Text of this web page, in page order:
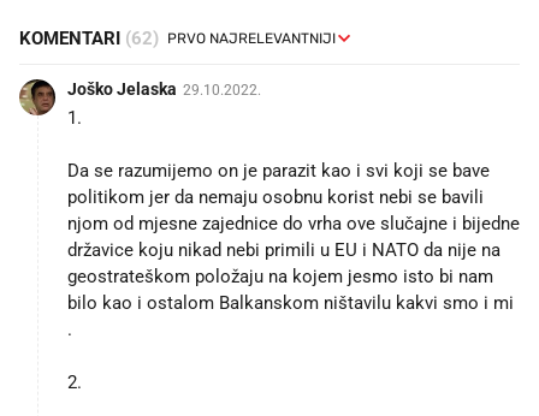
KOMENTARI (62)
Joško Jelaska 29.10.2022.
1.
Da se razumijemo on je parazit kao i svi koji se bave
politikom jer da nemaju osobnu korist nebi se bavili
njom od mjesne zajednice do vrha ove slučajne i bijedne
državice koju nikad nebi primili u EU i NATO da nije na
geostrateškom položaju na kojem jesmo isto bi nam
bilo kao i ostalom Balkanskom ništavilu kakvi smo i mi
.
2.